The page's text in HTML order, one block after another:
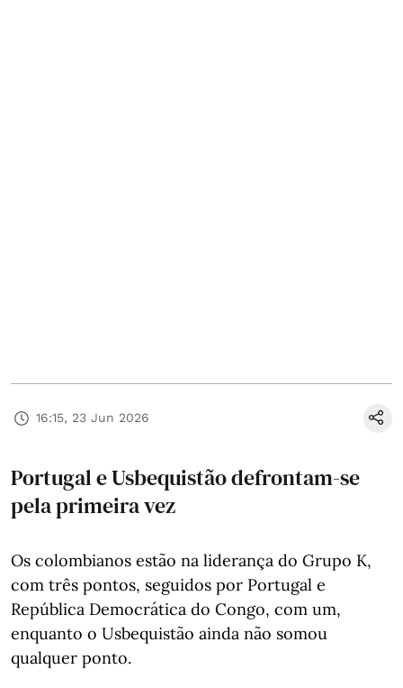
16:15, 23 Jun 2026
Portugal e Usbequistão defrontam-se
pela primeira vez
Os colombianos estão na liderança do Grupo K,
com três pontos, seguidos por Portugal e
República Democrática do Congo, com um,
enquanto o Usbequistão ainda não somou
qualquer ponto.